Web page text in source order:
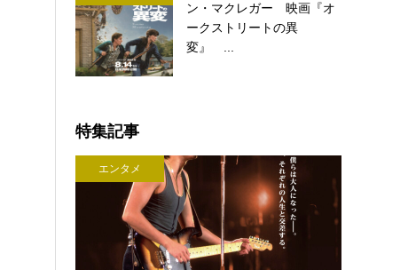
ン・マクレガー 映画『オ
ークストリートの異
変』 ...
特集記事
エンタメ